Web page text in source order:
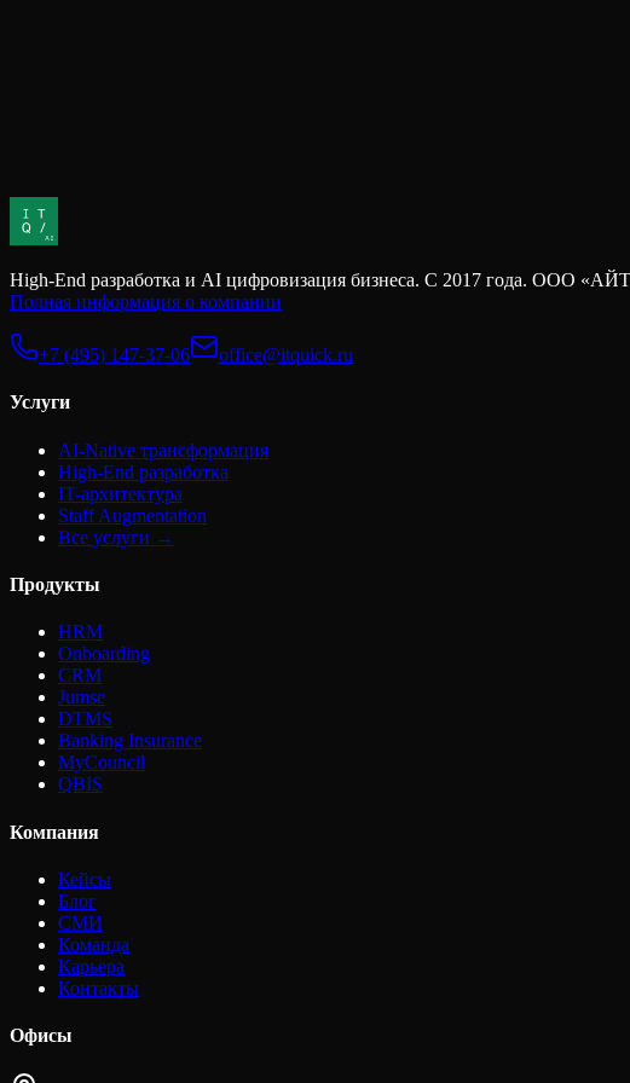
High-End разработка и AI цифровизация бизнеса. С 2017 года. ООО
Полная информация о компании
+7 (495) 147-37-06 office@itquick.ru
Услуги
AI-Native трансформация
High-End разработка
IT-архитектура
Staff Augmentation
Все услуги →
Продукты
HRM
Onboarding
CRM
Jumse
DTMS
Banking Insurance
MyCouncil
QBIS
Компания
Кейсы
Блог
СМИ
Команда
Карьера
Контакты
Офисы